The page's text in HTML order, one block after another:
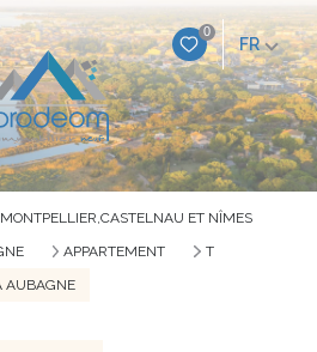
0
FR
ET NÎMES
APPARTEMENT
T
AUBAGNE